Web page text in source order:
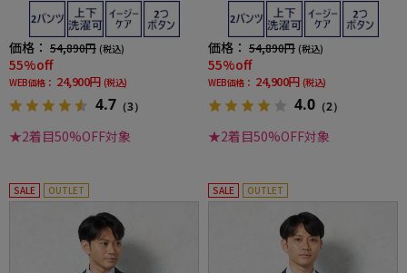
価格： 54,890円 (税込)
55%off
WEB価格： 24,900円 (税込)
4.7 （3）
★2着目50%OFF対象
価格： 54,890円 (税込)
55%off
WEB価格： 24,900円 (税込)
4.0 （2）
★2着目50%OFF対象
SALE OUTLET SALE OUTLET